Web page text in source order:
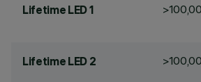
Lifetime LED 1
Lifetime LED 2